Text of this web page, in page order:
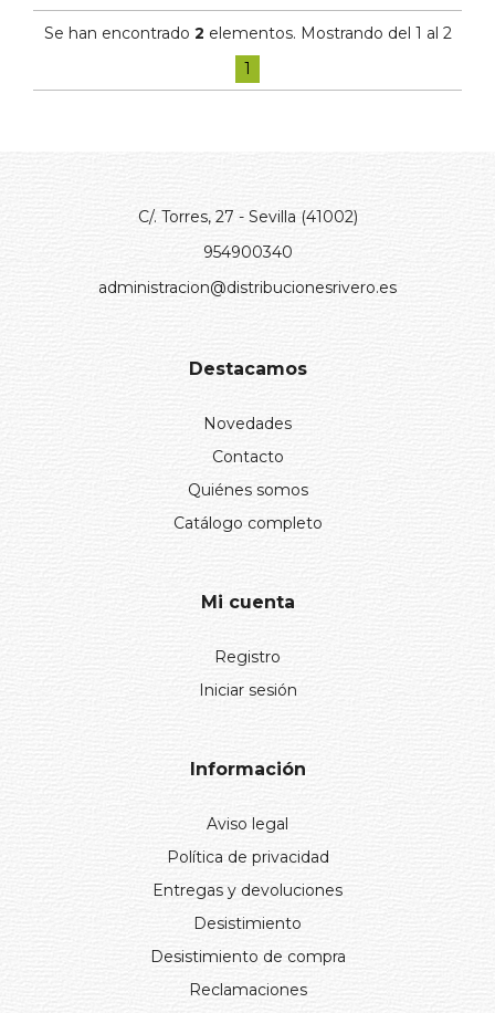
Se han encontrado 2 elementos. Mostrando del 1 al 2
1
C/. Torres, 27 - Sevilla (41002)
954900340
administracion@distribucionesrivero.es
Destacamos
Novedades
Contacto
Quiénes somos
Catálogo completo
Mi cuenta
Registro
Iniciar sesión
Información
Aviso legal
Política de privacidad
Entregas y devoluciones
Desistimiento
Desistimiento de compra
Reclamaciones